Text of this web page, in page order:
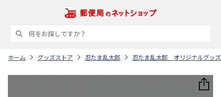
ホーム グッズストア 忍たま乱太郎 忍たま乱太郎 オリジナルグッズ